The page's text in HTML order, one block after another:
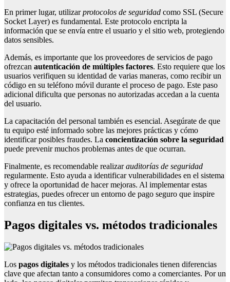
En primer lugar, utilizarprotocolos de seguridad como SSL (Secure
Socket Layer) es fundamental. Este protocolo encripta la
información que se envía entre el usuario y el sitio web, protegiendo
datos sensibles.
Además, es importante que los proveedores de servicios de pago
ofrezcan autenticación de múltiples factores. Esto requiere que los
usuarios verifiquen su identidad de varias maneras, como recibir un
código en su teléfono móvil durante el proceso de pago. Este paso
adicional dificulta que personas no autorizadas accedan a la cuenta
del usuario.
La capacitación del personal también es esencial. Asegúrate de que
tu equipo esté informado sobre las mejores prácticas y cómo
identificar posibles fraudes. La concientización sobre la seguridad
puede prevenir muchos problemas antes de que ocurran.
Finalmente, es recomendable realizarauditorías de seguridad
regularmente. Esto ayuda a identificar vulnerabilidades en el sistema
y ofrece la oportunidad de hacer mejoras. Al implementar estas
estrategias, puedes ofrecer un entorno de pago seguro que inspire
confianza en tus clientes.
Pagos digitales vs. métodos tradicionales
Los pagos digitales y los métodos tradicionales tienen diferencias
clave que afectan tanto a consumidores como a comerciantes. Por un